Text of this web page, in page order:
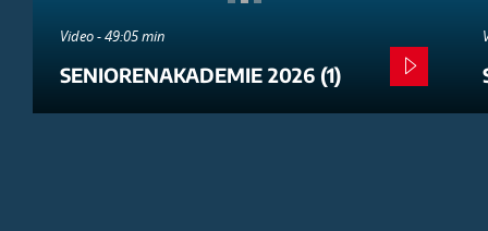
Video - 49:05 min
SENIORENAKADEMIE 2026 (1)